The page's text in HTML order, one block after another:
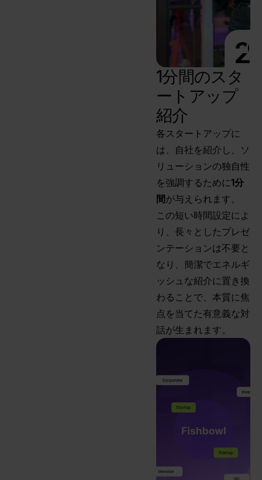
1分間のスタ
ートアップ
紹介
各スタートアップに
は、自社を紹介し、ソ
リューションの独自性
を強調するために1分
間が与えられます。
この短い時間設定によ
り、長々としたプレゼ
ンテーションは不要と
なり、簡潔でエネルギ
ッシュな紹介に置き換
わることで、本質に焦
点を当てた有意義な対
話が生まれます。
2